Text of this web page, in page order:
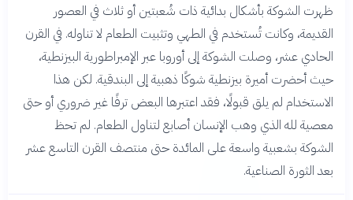
ظهرت الشوكة بأشكال بدائية ذات شُعبتين أو ثلاث في العصور
القديمة، وكانت تُستخدم في الطهي وتثبيت الطعام لا تناوله. في القرن
الحادي عشر، وصلت الشوكة إلى أوروبا عبر الإمبراطورية البيزنطية،
حيث أحضرت أميرة بيزنطية شوكًا ذهبية إلى البندقية. لكن هذا
الاستخدام لم يلق قبولًا، فقد اعتبرها البعض ترفًا غير ضروري أو حتى
معصية لله الذي وهب الإنسان أصابع لتناول الطعام. لم تحظ
الشوكة بشعبية واسعة على المائدة حتى منتصف القرن التاسع عشر
بعد الثورة الصناعية.